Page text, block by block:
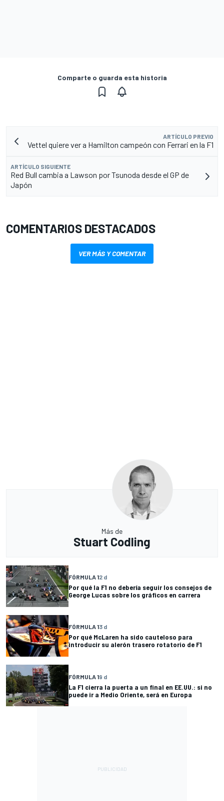
Comparte o guarda esta historia
ARTÍCULO PREVIO
Vettel quiere ver a Hamilton campeón con Ferrari en la F1
ARTÍCULO SIGUIENTE
Red Bull cambia a Lawson por Tsunoda desde el GP de
Japón
COMENTARIOS DESTACADOS
VER MÁS Y COMENTAR
Más de
Stuart Codling
FÓRMULA 12 d
Por qué la F1 no debería seguir los consejos de
George Lucas sobre los gráficos en carrera
FÓRMULA 13 d
Por qué McLaren ha sido cauteloso para
introducir su alerón trasero rotatorio de F1
FÓRMULA 19 d
La F1 cierra la puerta a un final en EE.UU.: si no
puede ir a Medio Oriente, será en Europa